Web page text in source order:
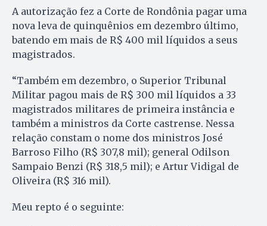
A autorização fez a Corte de Rondônia pagar uma
nova leva de quinquênios em dezembro último,
batendo em mais de R$ 400 mil líquidos a seus
magistrados.
“Também em dezembro, o Superior Tribunal
Militar pagou mais de R$ 300 mil líquidos a 33
magistrados militares de primeira instância e
também a ministros da Corte castrense. Nessa
relação constam o nome dos ministros José
Barroso Filho (R$ 307,8 mil); general Odilson
Sampaio Benzi (R$ 318,5 mil); e Artur Vidigal de
Oliveira (R$ 316 mil).
Meu repto é o seguinte: